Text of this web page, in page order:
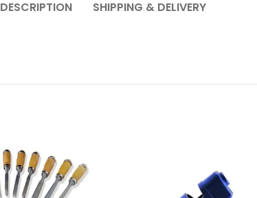
DESCRIPTION SHIPPING & DELIVERY